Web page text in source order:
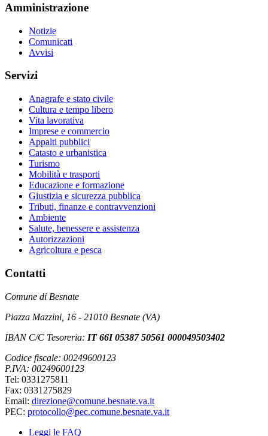
Amministrazione
Notizie
Comunicati
Avvisi
Servizi
Anagrafe e stato civile
Cultura e tempo libero
Vita lavorativa
Imprese e commercio
Appalti pubblici
Catasto e urbanistica
Turismo
Mobilità e trasporti
Educazione e formazione
Giustizia e sicurezza pubblica
Tributi, finanze e contravvenzioni
Ambiente
Salute, benessere e assistenza
Autorizzazioni
Agricoltura e pesca
Contatti
Comune di Besnate
Piazza Mazzini, 16 - 21010 Besnate (VA)
IBAN C/C Tesoreria: IT 66I 05387 50561 000049503402
Codice fiscale: 00249600123
P.IVA: 00249600123
Tel: 0331275811
Fax: 0331275829
Email: direzione@comune.besnate.va.it
PEC: protocollo@pec.comune.besnate.va.it
Leggi le FAQ